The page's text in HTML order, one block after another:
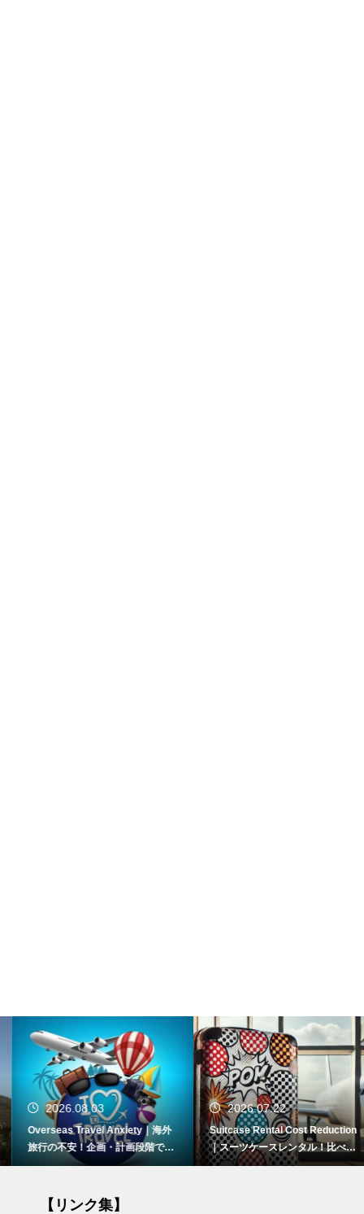
2026.08.03
Overseas Travel Anxiety｜海外
旅行の不安！企画・計画段階での
悩み解消5つのポイント
2026.07.22
Suitcase Rental Cost Reduction
｜スーツケースレンタル！比べて
みてわかった3つのこと
【リンク集】